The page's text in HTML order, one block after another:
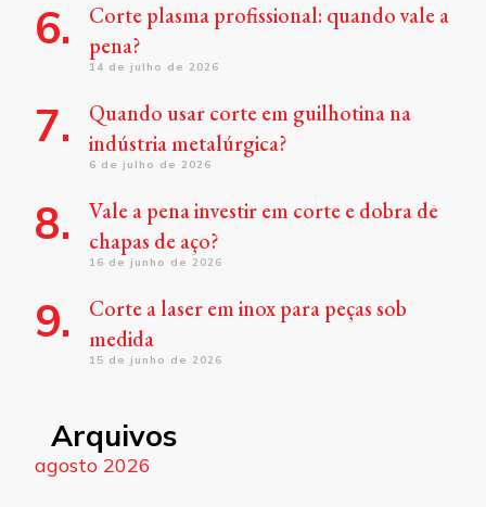
Corte plasma profissional: quando vale a
pena?
14 de julho de 2026
Quando usar corte em guilhotina na
indústria metalúrgica?
6 de julho de 2026
Vale a pena investir em corte e dobra de
chapas de aço?
16 de junho de 2026
Corte a laser em inox para peças sob
medida
15 de junho de 2026
Arquivos
agosto 2026